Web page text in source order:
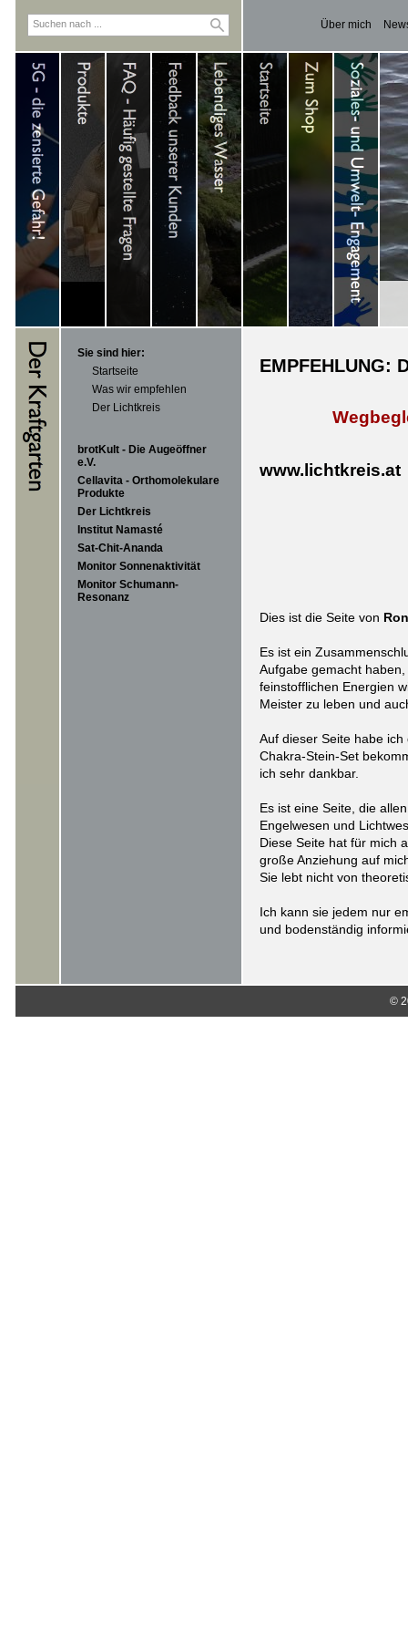
Über mich
Sie sind hier:
Startseite
Was wir empfehlen
Der Lichtkreis
brotKult - Die Augeöffner
e.V.
Cellavita - Orthomolekulare
Produkte
Der Lichtkreis
Institut Namasté
Sat-Chit-Ananda
Monitor Sonnenaktivität
Monitor Schumann-
Resonanz
EMPFEHLUNG:
www.lichtkreis.at
Dies ist die Seite von
Es ist ein
Aufgabe gemacht
feinstofflichen Energien
Meister zu leben und
Auf dieser Seite habe
Chakra-Stein-Set
ich sehr dankbar.
Es ist eine Seite, die
Engelwesen und
Diese Seite hat für mich
große Anziehung auf
Sie lebt nicht von
Ich kann sie jedem nur
und bodenständig
©